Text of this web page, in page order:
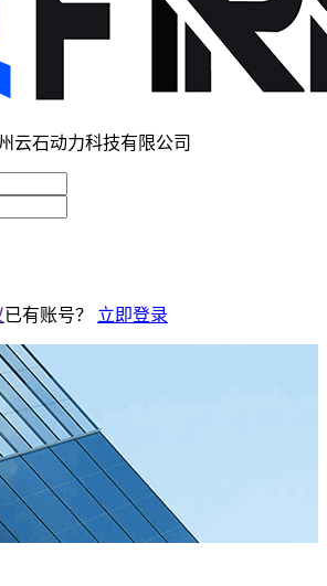
云石动力科技有限公司
已有账号？ 立即登录